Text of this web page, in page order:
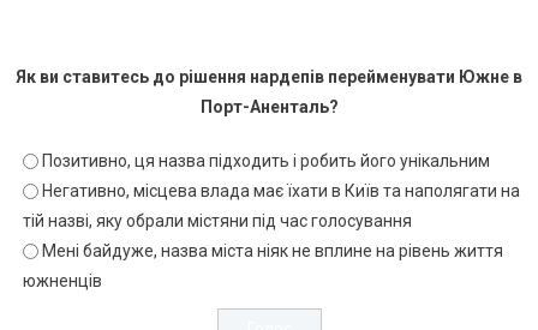
Як ви ставитесь до рішення нардепів перейменувати Южне в
Порт-Аненталь?
Позитивно, ця назва підходить і робить його унікальним
Негативно, місцева влада має їхати в Київ та наполягати на
тій назві, яку обрали містяни під час голосування
Мені байдуже, назва міста ніяк не вплине на рівень життя
южненців